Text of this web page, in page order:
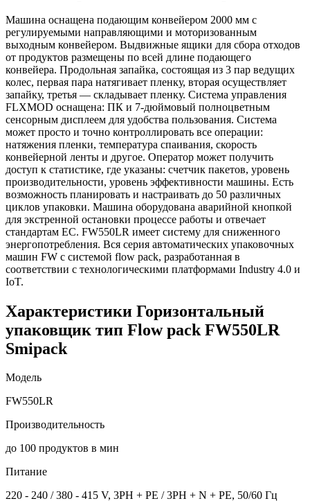
Машина оснащена подающим конвейером 2000 мм с
регулируемыми направляющими и моторизованным
выходным конвейером. Выдвижные ящики для сбора отходов
от продуктов размещены по всей длине подающего
конвейера. Продольная запайка, состоящая из 3 пар ведущих
колес, первая пара натягивает пленку, вторая осуществляет
запайку, третья — складывает пленку. Система управления
FLXMOD оснащена: ПК и 7-дюймовый полноцветным
сенсорным дисплеем для удобства пользования. Система
может просто и точно контроллировать все операции:
натяжения пленки, температура спаивания, скорость
конвейерной ленты и другое. Оператор может получить
доступ к статистике, где указаны: счетчик пакетов, уровень
производительности, уровень эффективности машины. Есть
возможность планировать и настраивать до 50 различных
циклов упаковки. Машина оборудована аварийной кнопкой
для экстренной остановки процессе работы и отвечает
стандартам ЕС. FW550LR имеет систему для сниженного
энергопотребления. Вся серия автоматических упаковочных
машин FW с системой flow pack, разработанная в
соответствии с технологическими платформами Industry 4.0 и
IoT.
Характеристики Горизонтальный
упаковщик тип Flow pack FW550LR
Smipack
Модель
FW550LR
Производительность
до 100 продуктов в мин
Питание
220 - 240 / 380 - 415 V, 3PH + PE / 3PH + N + PE, 50/60 Гц